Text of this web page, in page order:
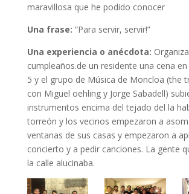
maravillosa que he podido conocer
Una frase: “Para servir, servir!”
Una experiencia o anécdota:
cumpleaños.de un residente una cena
5 y el grupo de Música de Moncloa (the
con Miguel oehling y Jorge Sabadell)
instrumentos encima del tejado del la
torreón y los vecinos empezaron a
ventanas de sus casas y empezaron a
concierto y a pedir canciones. La gente
la calle alucinaba.